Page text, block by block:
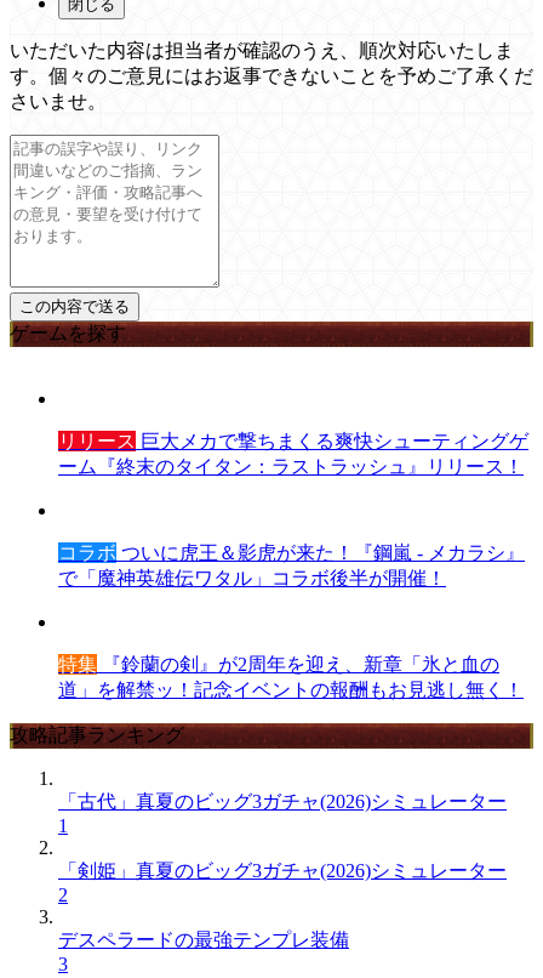
閉じる
いただいた内容は担当者が確認のうえ、順次対応いたしま
す。個々のご意見にはお返事できないことを予めご了承くだ
さいませ。
ゲームを探す
リリース 巨大メカで撃ちまくる爽快シューティングゲ
ーム『終末のタイタン：ラストラッシュ』リリース！
コラボ ついに虎王＆影虎が来た！『鋼嵐 - メカラシ』
で「魔神英雄伝ワタル」コラボ後半が開催！
特集 『鈴蘭の剣』が2周年を迎え、新章「氷と血の
道」を解禁ッ！記念イベントの報酬もお見逃し無く！
攻略記事ランキング
「古代」真夏のビッグ3ガチャ(2026)シミュレーター
1
「剣姫」真夏のビッグ3ガチャ(2026)シミュレーター
2
デスペラードの最強テンプレ装備
3